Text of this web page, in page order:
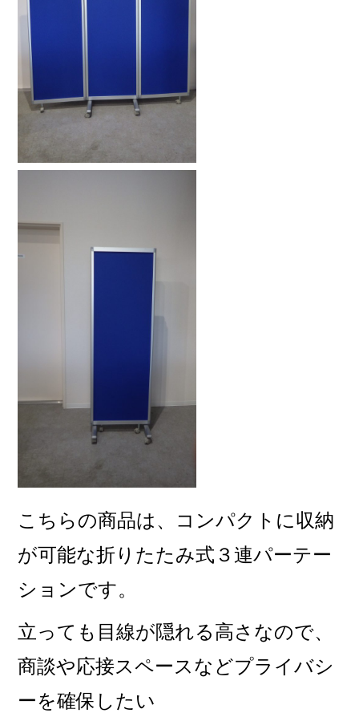
こちらの商品は、コンパクトに収納
が可能な折りたたみ式３連パーテー
ションです。
立っても目線が隠れる高さなので、
商談や応接スペースなどプライバシ
ーを確保したい